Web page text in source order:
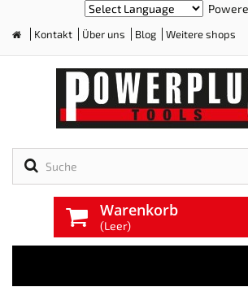
Kontakt Über uns Blog Weitere shops
Warenkorb
(Leer)